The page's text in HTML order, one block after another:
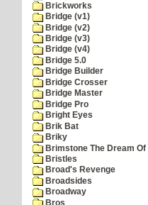
Brickworks
Bridge (v1)
Bridge (v2)
Bridge (v3)
Bridge (v4)
Bridge 5.0
Bridge Builder
Bridge Crosser
Bridge Master
Bridge Pro
Bright Eyes
Brik Bat
Briky
Brimstone The Dream Of
Bristles
Broad's Revenge
Broadsides
Broadway
Bros